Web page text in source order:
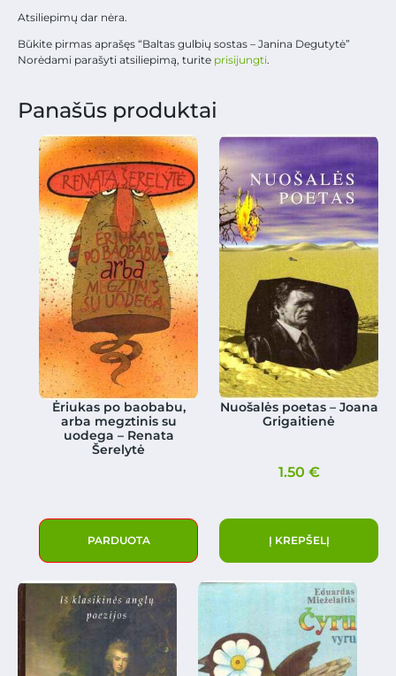
Atsiliepimų dar nėra.
Būkite pirmas aprašęs “Baltas gulbių sostas – Janina Degutytė”
Norėdami parašyti atsiliepimą, turite prisijungti.
Panašūs produktai
Ėriukas po baobabu,
arba megztinis su
uodega – Renata
Šerelytė
PARDUOTA
Nuošalės poetas – Joana
Grigaitienė
1.50 €
Į KREPŠELĮ